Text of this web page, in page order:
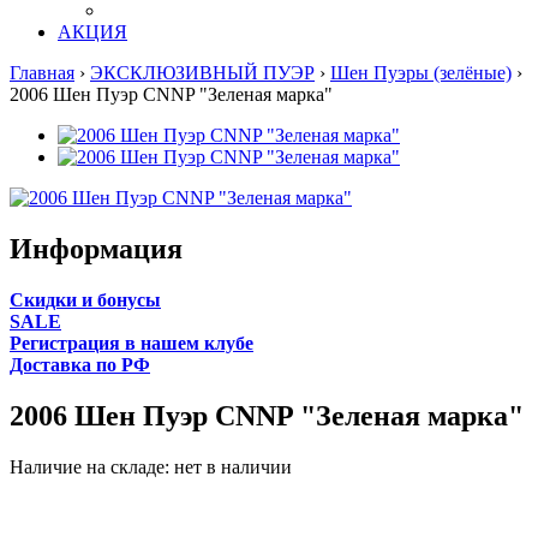
АКЦИЯ
Главная › ЭКСКЛЮЗИВНЫЙ ПУЭР › Шен Пуэры (зелёные) ›
2006 Шен Пуэр CNNP "Зеленая марка"
Информация
Cкидки и бонусы
SALE
Регистрация в нашем клубе
Доставка по РФ
2006 Шен Пуэр CNNP "Зеленая марка"
Наличие на складе: нет в наличии